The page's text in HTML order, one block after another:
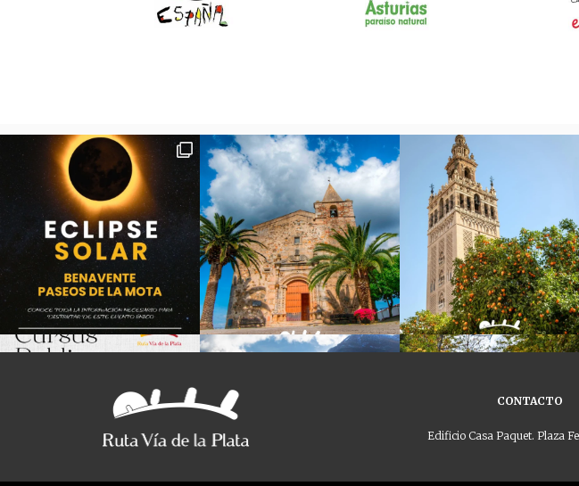
CONTACTO
Edificio Casa Paquet. Plaza